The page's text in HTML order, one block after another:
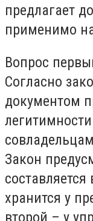
предлагает
применимо
Вопрос
Согласно
документом
Закон
хранится у
второй – у